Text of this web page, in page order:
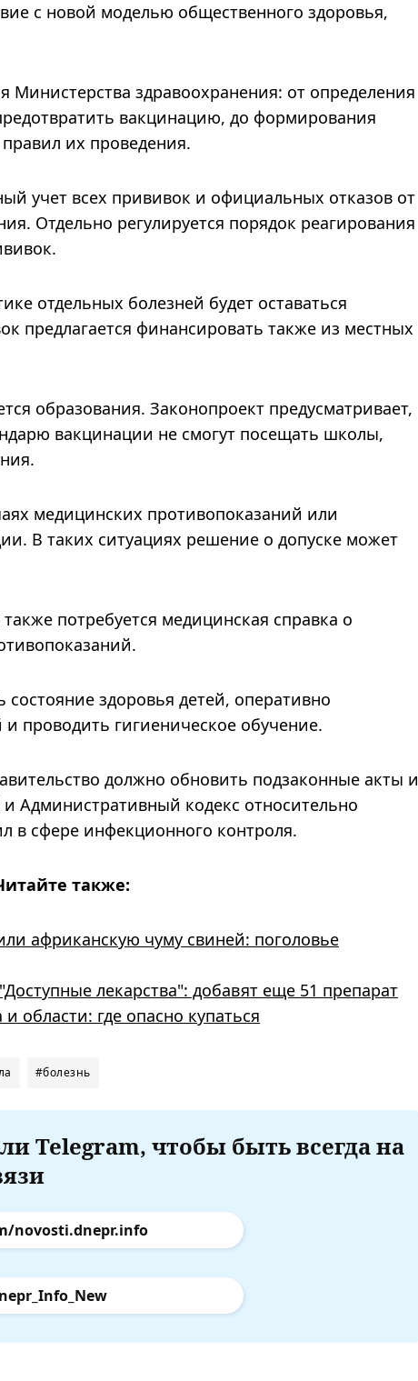
с новой моделью общественного здоровья,
здравоохранения: от определения
вакцинацию, до формирования
их проведения.
учет всех прививок и официальных отказов от
Отдельно регулируется порядок реагирования
отдельных болезней будет оставаться
предлагается финансировать также из местных
образования. Законопроект предусматривает,
вакцинации не смогут посещать школы,
медицинских противопоказаний или
В таких ситуациях решение о допуске может
потребуется медицинская справка о
здоровья детей, оперативно
проводить гигиеническое обучение.
должно обновить подзаконные акты и
Административный кодекс относительно
в сфере инфекционного контроля.
также:
африканскую чуму свиней: поголовье
лекарства": добавят еще 51 препарат
области: где опасно купаться
#болезнь
Telegram, чтобы быть всегда на
novosti.dnepr.info